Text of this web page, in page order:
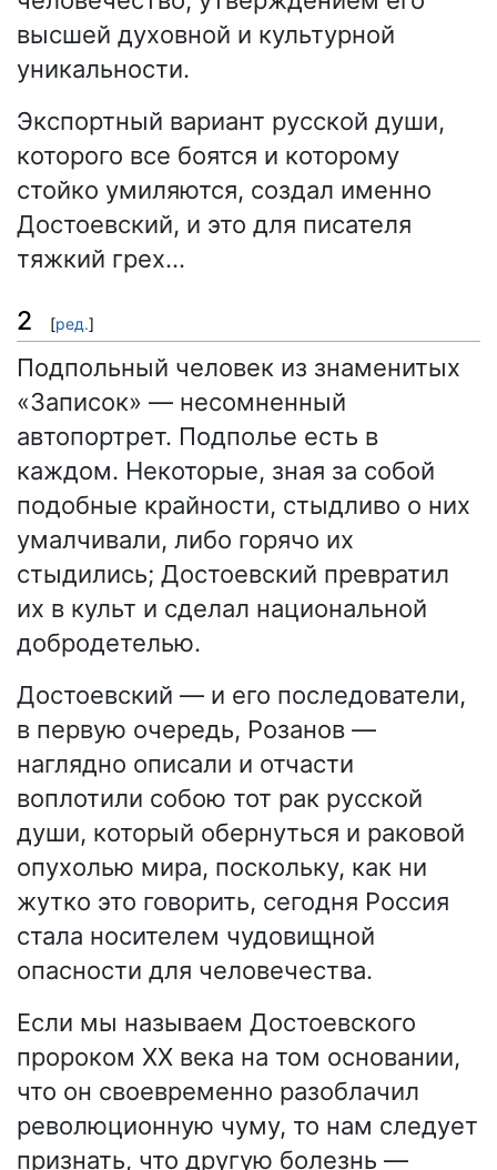
высшей духовной и культурной
уникальности.
Экспортный вариант русской души,
которого все боятся и которому
стойко умиляются, создал именно
Достоевский, и это для писателя
тяжкий грех…
2 [ред.]
Подпольный человек из знаменитых
«Записок» — несомненный
автопортрет. Подполье есть в
каждом. Некоторые, зная за собой
подобные крайности, стыдливо о них
умалчивали, либо горячо их
стыдились; Достоевский превратил
их в культ и сделал национальной
добродетелью.
Достоевский — и его последователи,
в первую очередь, Розанов —
наглядно описали и отчасти
воплотили собою тот рак русской
души, который обернуться и раковой
опухолью мира, поскольку, как ни
жутко это говорить, сегодня Россия
стала носителем чудовищной
опасности для человечества.
Если мы называем Достоевского
пророком XX века на том основании,
что он своевременно разоблачил
революционную чуму, то нам следует
признать, что другую болезнь —